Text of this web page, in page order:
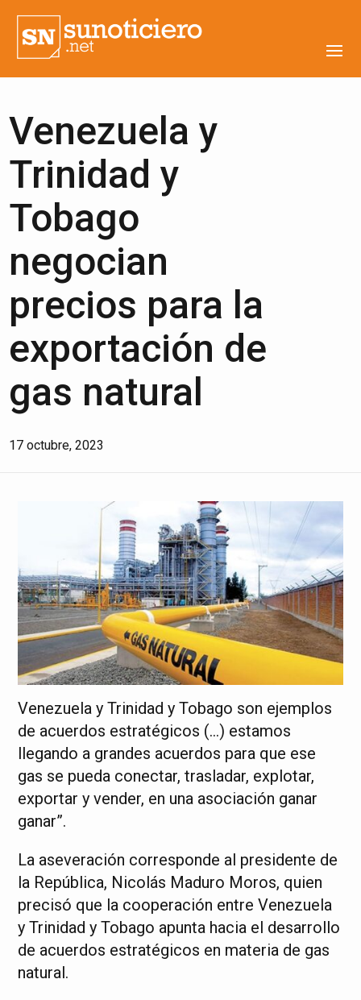
Venezuela y
Trinidad y
Tobago
negocian
precios para la
exportación de
gas natural
17 octubre, 2023
Venezuela y Trinidad y Tobago son ejemplos
de acuerdos estratégicos (…) estamos
llegando a grandes acuerdos para que ese
gas se pueda conectar, trasladar, explotar,
exportar y vender, en una asociación ganar
ganar”.
La aseveración corresponde al presidente de
la República, Nicolás Maduro Moros, quien
precisó que la cooperación entre Venezuela
y Trinidad y Tobago apunta hacia el desarrollo
de acuerdos estratégicos en materia de gas
natural.